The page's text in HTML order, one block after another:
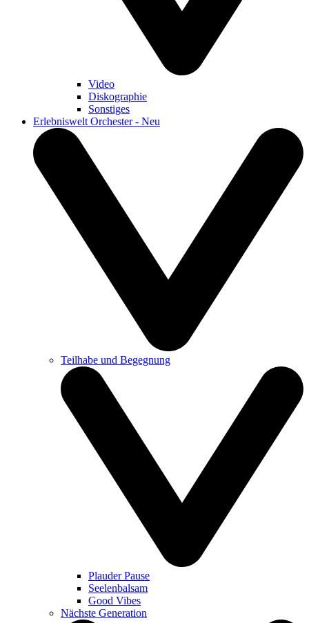
Video
Diskographie
Sonstiges
Erlebniswelt Orchester - Neu
Teilhabe und Begegnung
Plauder Pause
Seelenbalsam
Good Vibes
Nächste Generation